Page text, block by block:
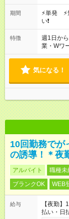
（1時間休憩） ＜夜勤帯＞ ・22時～午
時～午前7
や日程に
う調整し
期間
⚡単発
い❗
特徴 週1日か
業・Wワ
気になる！
10回勤務でが
の誘導！＊夜
アルバイト 職種未
ブランクOK
WEB
給与
【夜勤
払い・日